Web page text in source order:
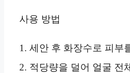
사용 방법
1. 세안 후 화장수로 피부
2. 적당량을 덜어 얼굴 전